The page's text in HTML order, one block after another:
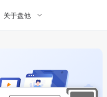
关于盘他